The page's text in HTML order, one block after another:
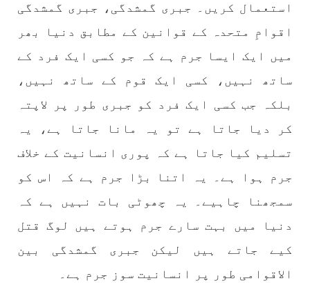
تنظیم کے سینئر کارکن سخی بخش بلوچ کو ماورائے
غیر قانونی عمل ہے۔
بلوچ اسٹوڈنٹس فرنٹ بلوچ اسٹوڈنٹس فرنٹ کے
کے قریب گھر سے کیچ بازار جاتے
SHARE
بلوچستان میں نوجوانوں کی ماورائے آئین
گمشدگیاں تسلسل کے ساتھ جاری ہیں۔ مرکزی
استعمال کریں۔ جبری گمشدگی، جبری گمشدگی
اقوامِ متحدہ کے قوانین کے مطابق دنیا بھر
میں ایک ایسا جرم ہے کہ جو کسی ایک فرد کے
ساتھ نہیں، کسی ایک قوم کے ساتھ نہیں،
بلکہ جب کسی ایک فرد کو جبری طور پر لاپتہ
کر دیا جاتا ہے تو یہ مانا جاتا ہے، یہ
تسلیم کیا جاتا ہے کہ پوری انسانیت کے خلاف
جرم ہوا ہے۔ یہ اتنا بڑا جرم ہے کہ اس کو
سمجھنا چاہیے۔ یہ چھوٹی بات نہیں ہے کہ
دنیا میں بہت سارے جرم ہوتے ہیں لوگ قتل
کیے جاتے ہیں لیکن جبری گمشدگی بین
الاقوامی طور پر انسانیت سوز جرم ہے۔